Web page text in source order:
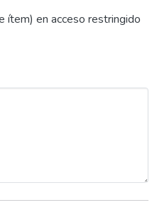
ítem) en acceso restringido